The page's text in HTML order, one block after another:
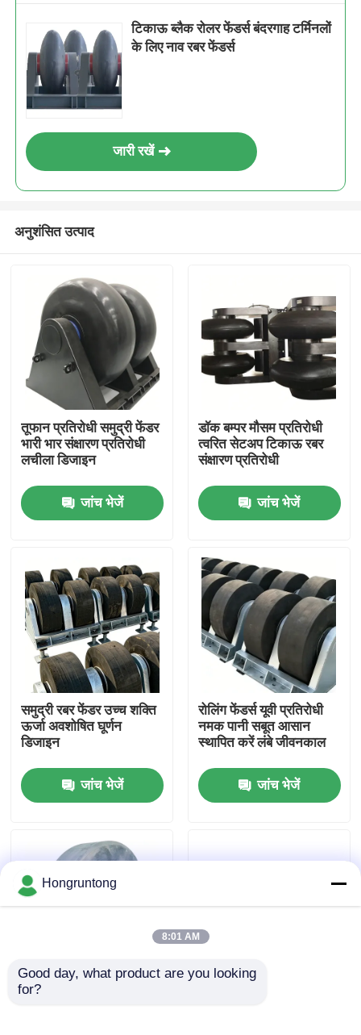
घर
उत्पाद
वीडियो
हमारे बारे में
कारखाना भ्रमण
एक उद्धरण का अनुरोध करें
योकोहामा रबर फेंडर
टिकाऊ ब्लैक रोलर फेंडर्स बंदरगाह टर्मिनलों
के लिए नाव रबर फेंडर्स
जारी रखें
अनुशंसित उत्पाद
तूफान प्रतिरोधी समुद्री फेंडर
भारी भार संक्षारण प्रतिरोधी
लचीला डिजाइन
जांच भेजें
डॉक बम्पर मौसम प्रतिरोधी
त्वरित सेटअप टिकाऊ रबर
संक्षारण प्रतिरोधी
जांच भेजें
समुद्री रबर फेंडर उच्च शक्ति
ऊर्जा अवशोषित घूर्णन
डिजाइन
जांच भेजें
रोलिंग फेंडर्स यूवी प्रतिरोधी
नमक पानी सबूत आसान
स्थापित करें लंबे जीवनकाल
जांच भेजें
रोलर डॉक फेंडर शॉक
Hongruntong
8:01 AM
Good day, what product are you looking
for?